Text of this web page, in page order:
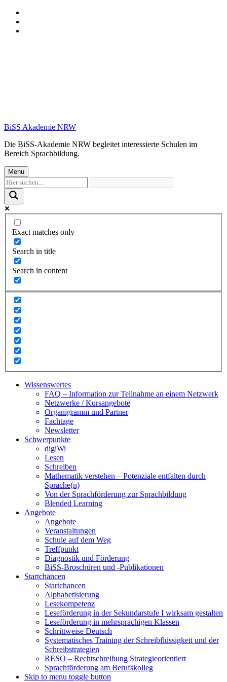
BiSS Akademie NRW
Die BiSS-Akademie NRW begleitet interessierte Schulen im
Bereich Sprachbildung.
Menu
Exact matches only
Search in title
Search in content
Wissenswertes
FAQ – Information zur Teilnahme an einem Netzwerk
Netzwerke / Kursangebote
Organigramm und Partner
Fachtage
Newsletter
Schwerpunkte
digiWi
Lesen
Schreiben
Mathematik verstehen – Potenziale entfalten durch
Sprache(n)
Von der Sprachförderung zur Sprachbildung
Blended Learning
Angebote
Angebote
Veranstaltungen
Schule auf dem Weg
Treffpunkt
Diagnostik und Förderung
BiSS-Broschüren und -Publikationen
Startchancen
Startchancen
Alphabetisierung
Lesekompetenz
Leseförderung in der Sekundarstufe I wirksam gestalten
Leseförderung in mehrsprachigen Klassen
Schrittweise Deutsch
Systematisches Training der Schreibflüssigkeit und der
Schreibstrategien
RESO – Rechtschreibung Strategieorientiert
Sprachförderung am Berufskolleg
Skip to menu toggle button